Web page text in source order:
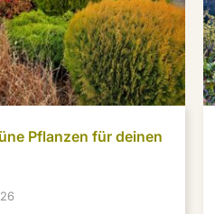
Pflanzen für deinen